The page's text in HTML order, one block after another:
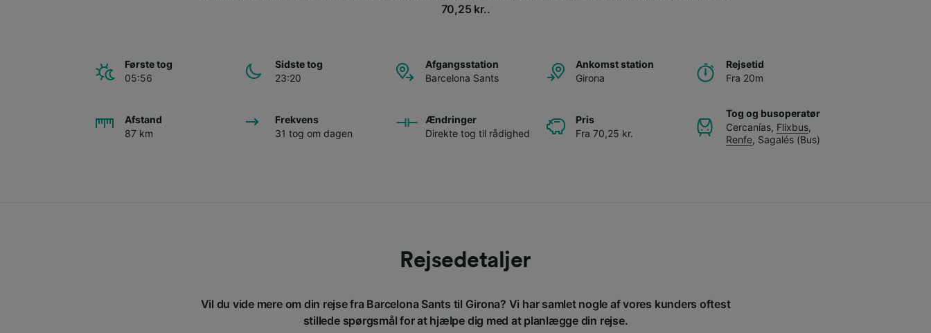
70,25 kr..
Første tog
05:56
Sidste tog
23:20
Afgangsstation
Barcelona Sants
Ankomst station
Girona
Rejsetid
Fra 20m
Afstand
87 km
Frekvens
31 tog om dagen
Ændringer
Direkte tog til rådighed
Pris
Fra 70,25 kr.
Tog og busoperatør
Cercanías, Flixbus,
Renfe, Sagalés (Bus)
Rejsedetaljer
Vil du vide mere om din rejse fra Barcelona Sants til Girona? Vi har samlet nogle af vores kunders oftest
stillede spørgsmål for at hjælpe dig med at planlægge din rejse.